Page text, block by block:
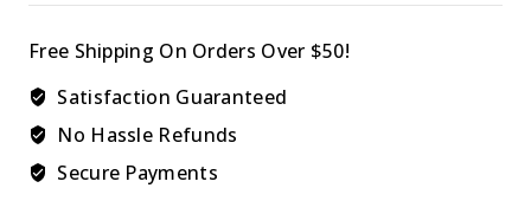
Free Shipping On Orders Over $50!
Satisfaction Guaranteed
No Hassle Refunds
Secure Payments